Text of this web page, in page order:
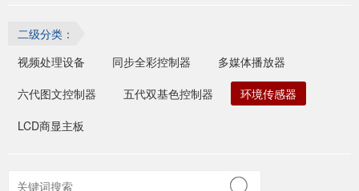
二级分类：
视频处理设备
同步全彩控制器
多媒体播放器
六代图文控制器
五代双基色控制器
环境传感器
LCD商显主板